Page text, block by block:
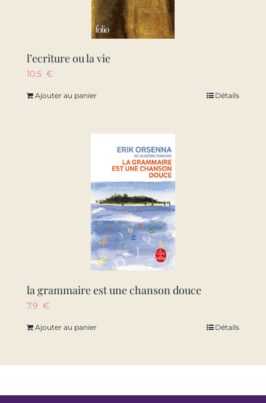
l’ecriture ou la vie
10.5 €
Ajouter au panier Détails
la grammaire est une chanson douce
7.9 €
Ajouter au panier Détails